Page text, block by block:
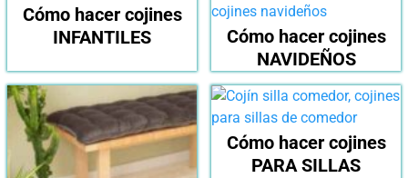
Cómo hacer cojines
INFANTILES
Cómo hacer cojines
NAVIDEÑOS
Cómo hacer cojines
PARA SILLAS